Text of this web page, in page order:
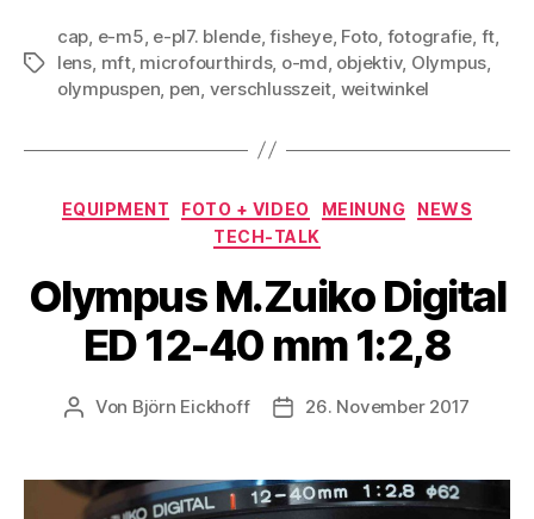
Schlagwörter
cap, e-m5, e-pl7. blende,fisheye, Foto, fotografie, ft,
lens, mft, microfourthirds, o-md, objektiv, Olympus,
olympuspen, pen, verschlusszeit, weitwinkel
Kategorien
EQUIPMENT FOTO + VIDEO MEINUNG
NEWS
TECH-TALK
Olympus M.Zuiko Digital
ED 12-40 mm 1:2,8
Beitragsautor
Von Björn Eickhoff Veröffentlichungsdatum
26. November 2017